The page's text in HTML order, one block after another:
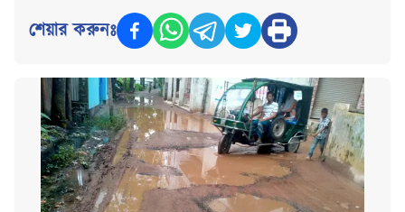
শেয়ার করুনঃ